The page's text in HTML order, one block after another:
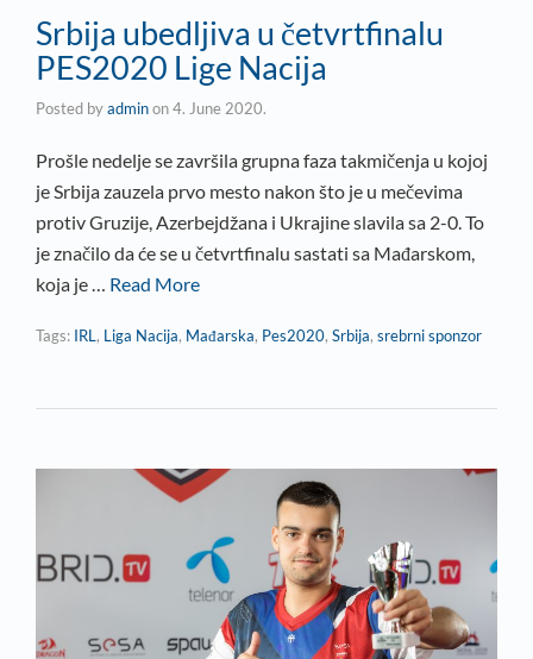
Srbija ubedljiva u četvrtfinalu
PES2020 Lige Nacija
Posted byadminon4. June 2020.
Prošle nedelje se završila grupna faza takmičenja u kojoj
je Srbija zauzela prvo mesto nakon što je u mečevima
protiv Gruzije, Azerbejdžana i Ukrajine slavila sa 2-0. To
je značilo da će se u četvrtfinalu sastati sa Mađarskom,
koja je … Read More
Tags: IRL, Liga Nacija, Mađarska, Pes2020, Srbija, srebrni sponzor